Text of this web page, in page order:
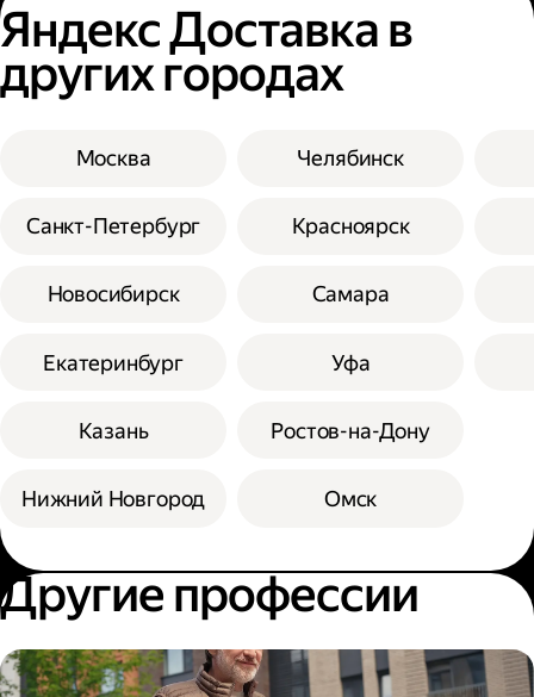
Яндекс Доставка в
других городах
Москва
Санкт-Петербург
Новосибирск
Екатеринбург
Казань
Нижний Новгород
Челябинск
Красноярск
Самара
Уфа
Ростов-на-Дону
Омск
Другие профессии